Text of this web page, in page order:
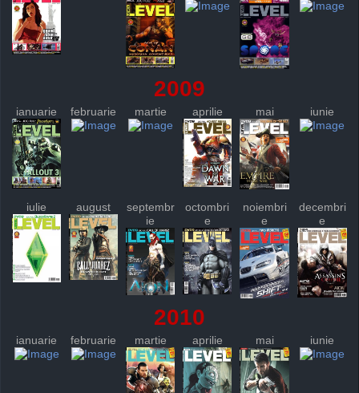
2009
ianuarie februarie martie aprilie mai iunie
iulie august
septembr
ie
octombri
e
noiembri
e
decembri
e
2010
ianuarie februarie martie aprilie mai iunie